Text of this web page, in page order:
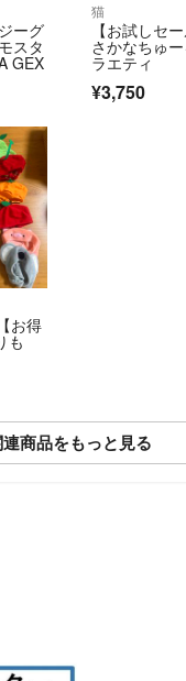
ーグ
スタ
GEX
猫
【お試しセ
さかなちゅ
ラエティ
¥3,750
お得
も
商品をもっと見る